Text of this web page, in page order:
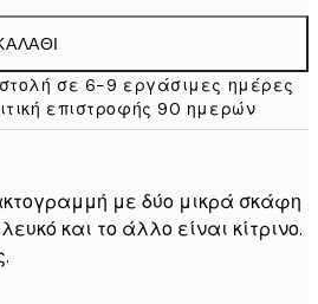
119 €
σε 6-9 εργάσιμες ημέρες
επιστροφής 90 ημερών
με δύο μικρά σκάφη
και το άλλο είναι κίτρινο.